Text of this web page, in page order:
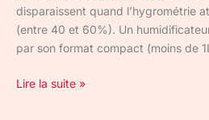
disparaissent quand l’hygrométrie
(entre 40 et 60%). Un
par son format compact (moins de
Lire la suite »